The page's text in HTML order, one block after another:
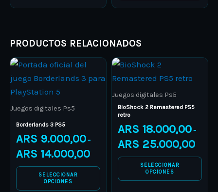
product
product
PRODUCTOS RELACIONADOS
Juegos digitales Ps5
Borderlands 3 PS5
ARS 9.000,00 –
ARS 14.000,00
ARS 9.000,00
ARS 14.000,00
SELECCIONAR
OPCIONES
This
product
has
multiple
options
may
be
chosen
Juegos digitales Ps5
BioShock 2 Remastered PS5
retro
ARS 18.000,00 –
ARS 25.000,00
Price
SELECCIONAR
OPCIONES
This
product
has
multiple
variants.
The
options
may